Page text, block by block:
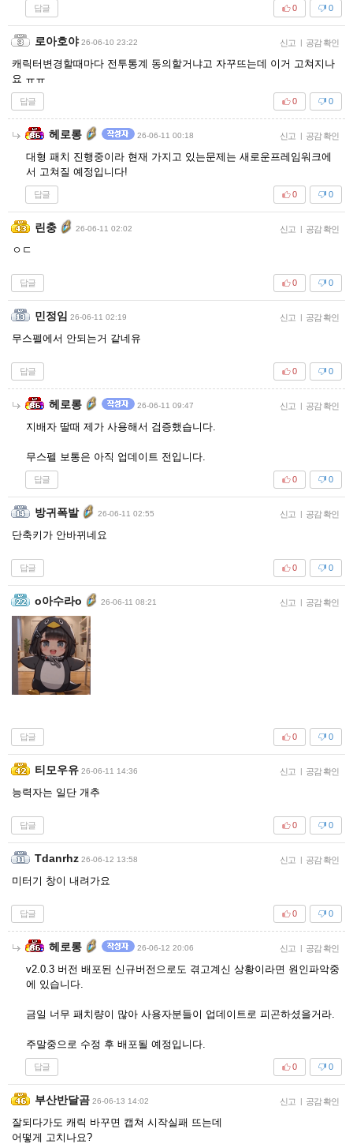
답글 0
0
로아호야 26-06-10 23:22 신고 | 공감 확인
캐릭터변경할때마다 전투통계 동의할거냐고 자꾸뜨는데 이거 고쳐지나
요 ㅠㅠ
답글 0
0
헤로롱 26-06-11 00:18 신고 | 공감 확인
대형 패치 진행중이라 현재 가지고 있는문제는 새로운프레임워크에
서 고쳐질 예정입니다!
답글 0
0
린충 26-06-11 02:02 신고 | 공감 확인
ㅇㄷ
답글 0
0
민정임 26-06-11 02:19 신고 | 공감 확인
무스펠에서 안되는거 같네유
답글 0
0
헤로롱 26-06-11 09:47 신고 | 공감 확인
지배자 딸때 제가 사용해서 검증했습니다.
무스펠 보통은 아직 업데이트 전입니다.
답글 0
0
방귀폭발 26-06-11 02:55 신고 | 공감 확인
단축키가 안바뀌네요
답글 0
0
o아수라o 26-06-11 08:21 신고 | 공감 확인
답글 0
0
티모우유 26-06-11 14:36 신고 | 공감 확인
능력자는 일단 개추
답글 0
0
Tdanrhz 26-06-12 13:58 신고 | 공감 확인
미터기 창이 내려가요
답글 0
0
헤로롱 26-06-12 20:06 신고 | 공감 확인
v2.0.3 버전 배포된 신규버전으로도 겪고계신 상황이라면 원인파악중
에 있습니다.
금일 너무 패치량이 많아 사용자분들이 업데이트로 피곤하셨을거라.
주말중으로 수정 후 배포될 예정입니다.
답글 0
0
부산반달곰 26-06-13 14:02 신고 | 공감 확인
잘되다가도 캐릭 바꾸면 캡쳐 시작실패 뜨는데
어떻게 고치나요?